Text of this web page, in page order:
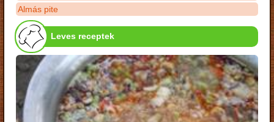
Almás pite
Leves receptek